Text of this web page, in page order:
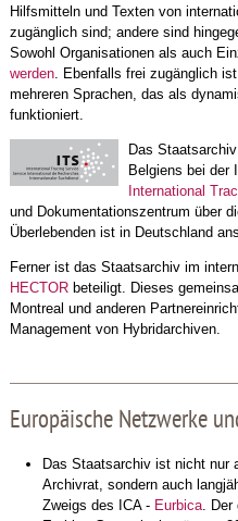
Hilfsmitteln und Texten von
zugänglich sind; andere sind
Sowohl Organisationen als auch
werden. Ebenfalls frei zugänglich
mehreren Sprachen, das als
funktioniert.
Das
Belgiens bei der
International
und Dokumentationszentrum über
Überlebenden ist in Deutschland
Ferner ist das Staatsarchiv im
HECTORbeteiligt. Dieses
Montreal und anderen
Management von Hybridarchiven.
Europäische Netzwerke
Das Staatsarchiv ist nicht nur
Archivrat, sondern auch
Zweigs des ICA - Eurbica. Der